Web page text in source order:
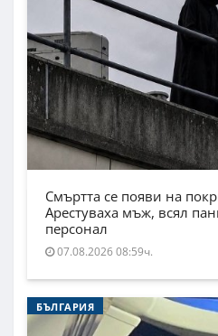
Смъртта се появи на
Арестуваха мъж, всял
персонал
07.08.2026 08:59ч.
БЪЛГАРИЯ